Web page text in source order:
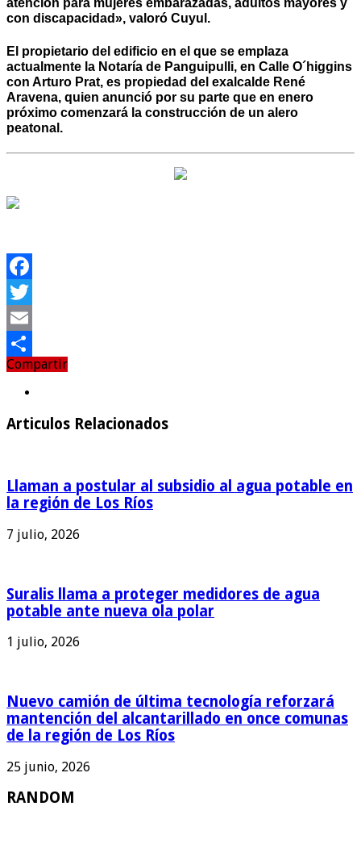
atención para mujeres embarazadas, adultos mayores y
con discapacidad», valoró Cuyul.
El propietario del edificio en el que se emplaza
actualmente la Notaría de Panguipulli, en Calle O´higgins
con Arturo Prat, es propiedad del exalcalde René
Aravena, quien anunció por su parte que en enero
próximo comenzará la construcción de un alero
peatonal.
Facebook
Twitter
Email
Compartir
Compartir
Articulos Relacionados
Llaman a postular al subsidio al agua potable en
la región de Los Ríos
7 julio, 2026
Suralis llama a proteger medidores de agua
potable ante nueva ola polar
1 julio, 2026
Nuevo camión de última tecnología reforzará
mantención del alcantarillado en once comunas
de la región de Los Ríos
25 junio, 2026
RANDOM